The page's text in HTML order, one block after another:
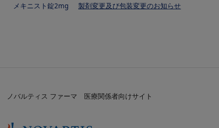
メキニスト錠2mg製剤変更及び包装変更のお知らせ
ノバルティス ファーマ 医療関係者向けサイト